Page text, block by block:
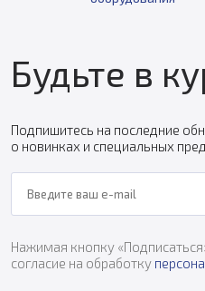
Будьте в
Подпишитесь на последние
о новинках и специальных
Нажимая кнопку
согласие на обработку